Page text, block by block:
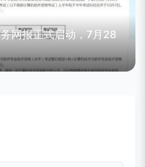
网报正式启动，7月28